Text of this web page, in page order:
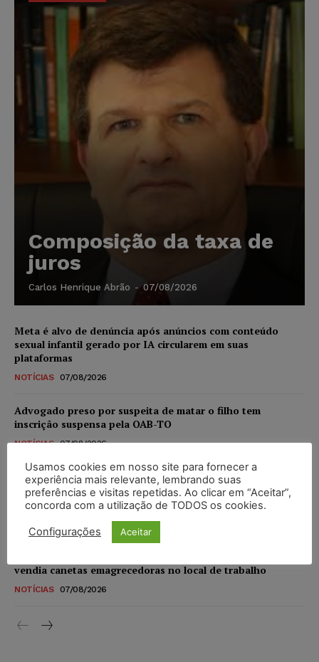
Composição da taxa de
juros
Carlos Henrique Abrão - 07/08/2026
Meta é alvo de denúncia após anúncios com conteúdo
sexual infantil gerado por IA circularem em suas
plataformas
NOTÍCIAS 07/08/2026
Advogado preso por suspeita de matar o filho tem
inscrição suspensa pela OAB-TO
NOTÍCIAS 07/08/2026
STF amplia isenção de IBS e CBS na compra de veículos
novos para pessoas com deficiência e autistas de todos os
níveis
07/08/2026
vendia canetas emagrecedoras no local de trabalho
NOTÍCIAS 07/08/2026
Usamos cookies em nosso site para fornecer a
experiência mais relevante, lembrando suas
preferências e visitas repetidas. Ao clicar em “Aceitar”,
concorda com a utilização de TODOS os cookies.
Configurações Aceitar